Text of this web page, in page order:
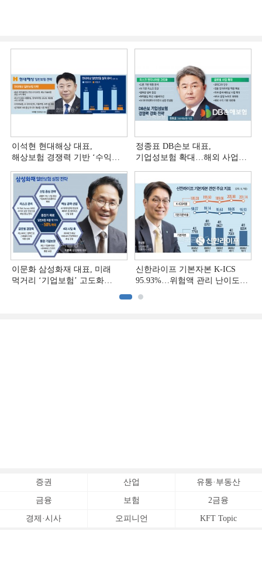
이석현 현대해상 대표,
해상보험 경쟁력 기반 ‘수익
(3)]
정종표 DB손보 대표,
기업성보험 확대…해외 사업
이문화 삼성화재 대표, 미래
먹거리 ‘기업보험’ 고도화
신한라이프 기본자본 K-ICS
95.93%…위험액 관리 난이도
증권 산업 유통·부동산
금융 보험 2금융
경제·시사 오피니언 KFT Topic